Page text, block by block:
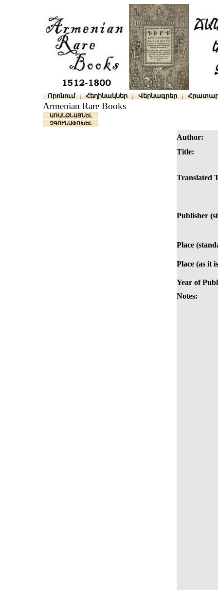
Որոնում Հեղինակներ Վերնագրեր
Armenian Rare Books
ԱՌԱՆՁՆԱՑՆԵԼ
ՉԳՈՒՆԱՓՈԽԵԼ
Author:
Title:
Translated
Publisher
Place
Place (as it
Year of
Notes: